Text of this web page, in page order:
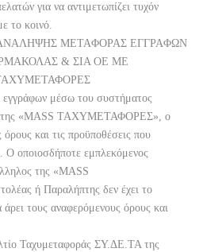
για να αντιμετωπίζει τυχόν
το κοινό.
METAΦOPAΣ EΓΓPAΦΩN
& ΣΙΑ ΟΕ ΜΕ
εγγράφων μέσω του συστήματος
της «MASS ΤΑΧΥΜΕΤΑΦΟΡΕΣ», ο
και τις προϋποθέσεις που
Ο οποιοσδήποτε εμπλεκόμενος
της «MASS
ή Παραλήπτης δεν έχει το
τους αναφερόμενους όρους και
Ταχυμεταφοράς ΣΥ.ΔΕ.ΤΑ της